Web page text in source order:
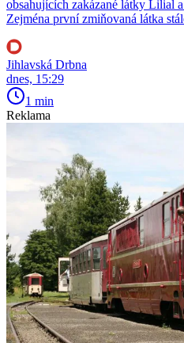
obsahujících zakázané látky Lilial
Zejména první zmiňovaná látka
Jihlavská Drbna
dnes, 15:29
1 min
Reklama